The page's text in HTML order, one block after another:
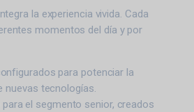
la experiencia vivida. Cada
momentos del día y por
para potenciar la
nuevas tecnologías.
el segmento senior, creados